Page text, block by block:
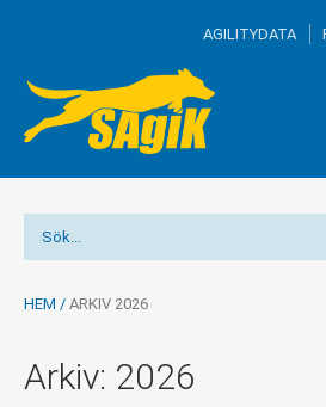
AGILITYDATA
HEM / ARKIV 2026
Arkiv: 2026